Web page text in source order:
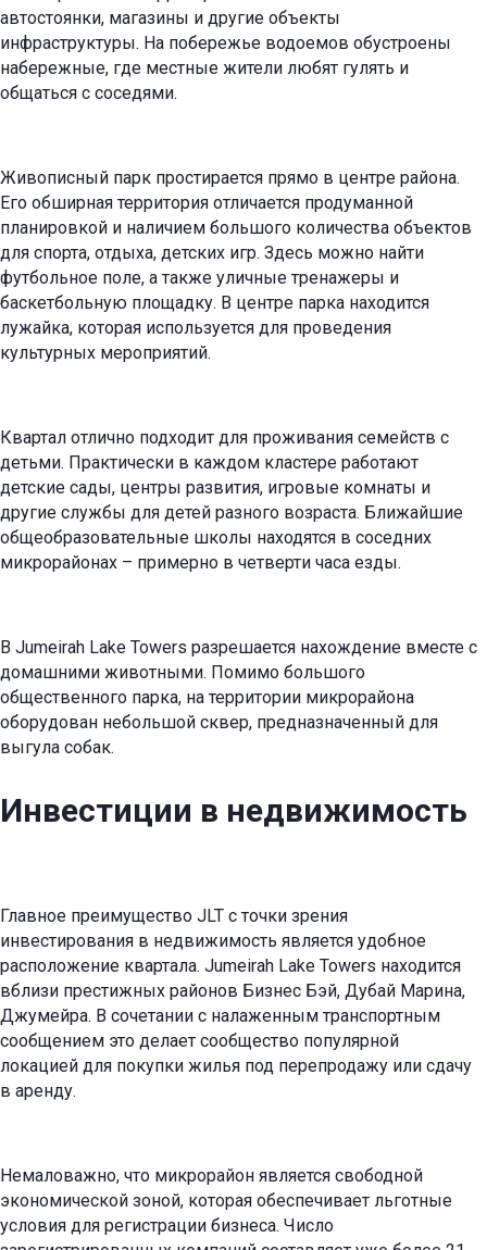
автостоянки, магазины и другие объекты
инфраструктуры. На побережье водоемов обустроены
набережные, где местные жители любят гулять и
общаться с соседями.
Живописный парк простирается прямо в центре района.
Его обширная территория отличается продуманной
планировкой и наличием большого количества объектов
для спорта, отдыха, детских игр. Здесь можно найти
футбольное поле, а также уличные тренажеры и
баскетбольную площадку. В центре парка находится
лужайка, которая используется для проведения
культурных мероприятий.
Квартал отлично подходит для проживания семейств с
детьми. Практически в каждом кластере работают
детские сады, центры развития, игровые комнаты и
другие службы для детей разного возраста. Ближайшие
общеобразовательные школы находятся в соседних
микрорайонах – примерно в четверти часа езды.
В Jumeirah Lake Towers разрешается нахождение вместе с
домашними животными. Помимо большого
общественного парка, на территории микрорайона
оборудован небольшой сквер, предназначенный для
выгула собак.
Инвестиции в недвижимость
Главное преимущество JLT с точки зрения
инвестирования в недвижимость является удобное
расположение квартала. Jumeirah Lake Towers находится
вблизи престижных районов Бизнес Бэй, Дубай Марина,
Джумейра. В сочетании с налаженным транспортным
сообщением это делает сообщество популярной
локацией для покупки жилья под перепродажу или сдачу
в аренду.
Немаловажно, что микрорайон является свободной
экономической зоной, которая обеспечивает льготные
условия для регистрации бизнеса. Число